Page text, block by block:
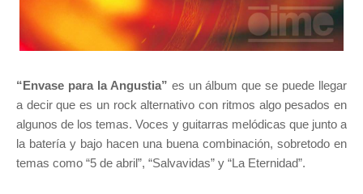
“Envase para la Angustia” es un álbum que se puede llegar
a decir que es un rock alternativo con ritmos algo pesados en
algunos de los temas. Voces y guitarras melódicas que junto a
la batería y bajo hacen una buena combinación, sobretodo en
temas como “5 de abril”, “Salvavidas” y “La Eternidad”.